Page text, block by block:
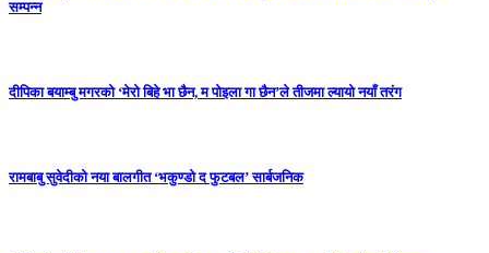
सम्पन्न
दीपिका बयाम्बु मगरको ‘मेरो बिहे भा छैन, म पोइला गा छैन’ले तीजमा ल्यायो नयाँ तरंग
रामबाबु सुवेदीको नया बालगीत ‘भकुण्डो द फुटबल’ सार्बजनिक